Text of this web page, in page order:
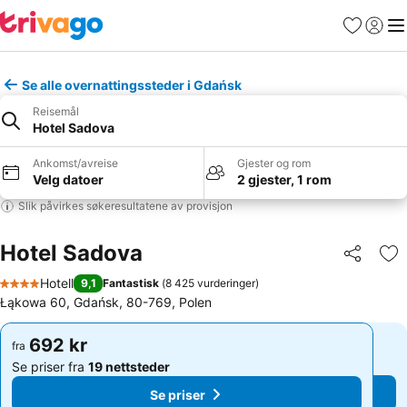
Favoritter
Logg
Se alle overnattingssteder i Gdańsk
Reisemål
Hotel Sadova
Ankomst/avreise
Velg datoer
Gjester og rom
2 gjester, 1 rom
Slik påvirkes søkeresultatene av provisjon
Hotel Sadova Del
4 Stjerner
Hotell 9,1 Fantastisk (8 425 vurderinger)
Łąkowa 60, Gdańsk, 80-769, Polen
fra 692 kr
Se priser fra 19 nettsteder
Se priser
fra 692 kr
Se priser fra 19 nettsteder
Se priser